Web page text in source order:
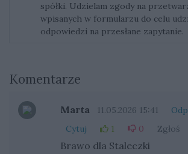
spółki. Udzielam zgody na
wpisanych w formularzu do celu
odpowiedzi na przesłane zapytanie.
Komentarze
Marta 11.05.2026 15:41
Cytuj
1 0 Zgłoś
Brawo dla Staleczki